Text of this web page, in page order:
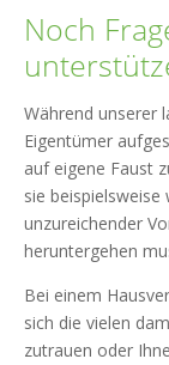
Noch
Während unserer
Eigentümer
auf eigene Faust
sie
unzureichender
heruntergehen
Bei einem
sich die vielen
zutrauen oder